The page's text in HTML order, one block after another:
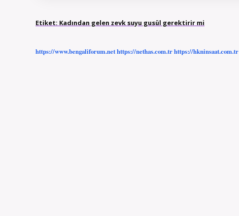
Etiket: Kadından gelen zevk suyu gusül gerektirir mi
https://www.bengaliforum.nethttps://nethas.com.trhttps://hkninsaat.com.tr